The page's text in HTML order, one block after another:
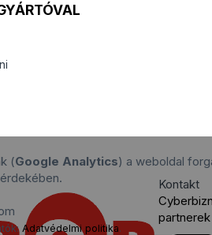
(Google Analytics) a weboldal
Adatvédelmi politika.
Kontakt
partnerek